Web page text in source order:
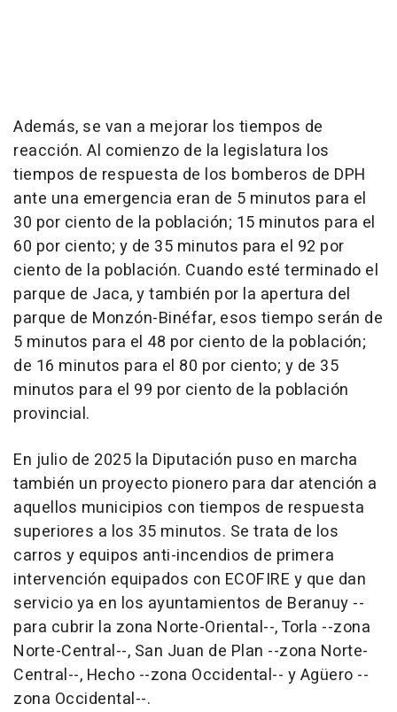
Además, se van a mejorar los tiempos de
reacción. Al comienzo de la legislatura los
tiempos de respuesta de los bomberos de DPH
ante una emergencia eran de 5 minutos para el
30 por ciento de la población; 15 minutos para el
60 por ciento; y de 35 minutos para el 92 por
ciento de la población. Cuando esté terminado el
parque de Jaca, y también por la apertura del
parque de Monzón-Binéfar, esos tiempo serán de
5 minutos para el 48 por ciento de la población;
de 16 minutos para el 80 por ciento; y de 35
minutos para el 99 por ciento de la población
provincial.
En julio de 2025 la Diputación puso en marcha
también un proyecto pionero para dar atención a
aquellos municipios con tiempos de respuesta
superiores a los 35 minutos. Se trata de los
carros y equipos anti-incendios de primera
intervención equipados con ECOFIRE y que dan
servicio ya en los ayuntamientos de Beranuy --
para cubrir la zona Norte-Oriental--, Torla --zona
Norte-Central--, San Juan de Plan --zona Norte-
Central--, Hecho --zona Occidental-- y Agüero --
zona Occidental--.